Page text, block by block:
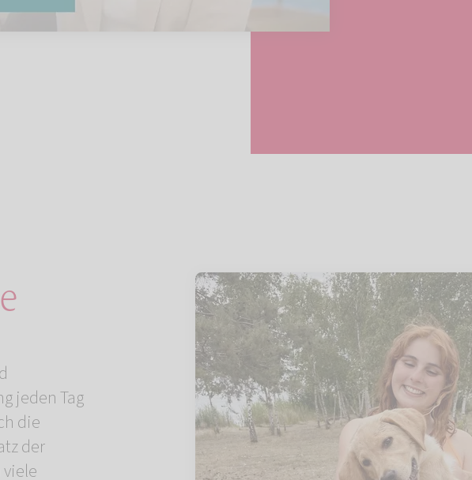
jeden Tag
die
der